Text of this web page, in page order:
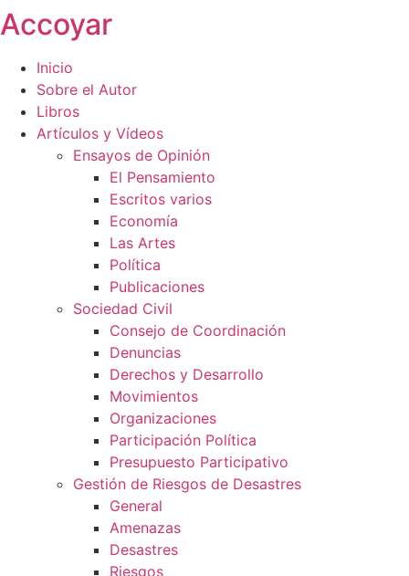
Ir
al
contenido
Accoyar
Inicio
Sobre el Autor
Libros
Artículos y Vídeos
Ensayos de Opinión
El Pensamiento
Escritos varios
Economía
Las Artes
Política
Publicaciones
Sociedad Civil
Consejo de Coordinación
Denuncias
Derechos y Desarrollo
Movimientos
Organizaciones
Participación Política
Presupuesto Participativo
Gestión de Riesgos de Desastres
General
Amenazas
Desastres
Riesgos